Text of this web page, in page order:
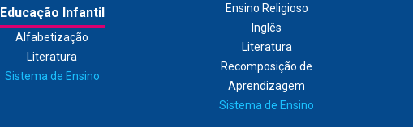
Educação Infantil
Alfabetização
Literatura
Sistema de Ensino
Ensino Religioso
Inglês
Literatura
Recomposição de
Aprendizagem
Sistema de Ensino